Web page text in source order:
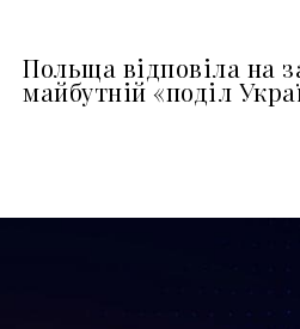
Польща відповіла на
майбутній «поділ